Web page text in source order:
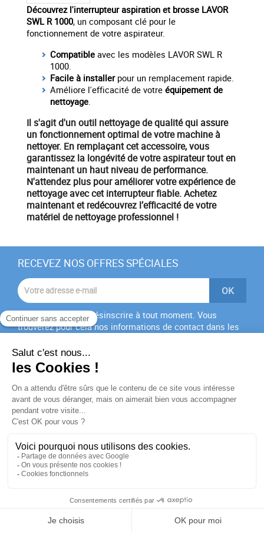
Découvrez l'interrupteur aspiration et brosse LAVOR
SWL R 1000, un composant clé pour le
fonctionnement de votre aspirateur.
Compatible avec les modèles LAVOR SWL R
1000.
Facile à installerpour un remplacement rapide.
Améliore l'efficacité de votre équipement de
nettoyage.
Il s'agit d'unoutil nettoyagede qualité qui assure
un fonctionnement optimal de votre machine à
nettoyer. En remplaçant cet accessoire, vous
garantissez la longévité de votre aspirateur tout en
maintenant un haut niveau de performance.
N'attendez plus pour améliorer votre expérience de
nettoyage avec cet interrupteur fiable.Achetez
maintenantet redécouvrez l’efficacité de votre
matérielde nettoyage professionnel !
RECEVEZ NOS OFFRES SPÉCIALES
Vous pouvez vous désinscrire à tout moment. Vous
trouverez pour cela nos informations de contact dans les
J'accepte lesconditions générales
confidentialité
PRODUITS
NOTRE SOCIÉTÉ
VOTRE COMPTE